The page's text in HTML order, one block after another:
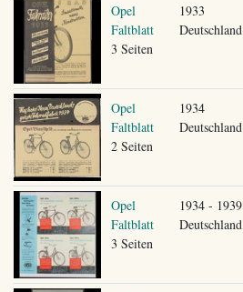
Opel
Faltblatt
3 Seiten
1933
Deutschland
Opel
Faltblatt
2 Seiten
1934
Deutschland
Opel
Faltblatt
3 Seiten
1934 - 1939
Deutschland